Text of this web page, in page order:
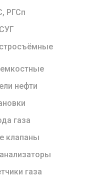
РГСп
нефти
газа
клапаны
газа